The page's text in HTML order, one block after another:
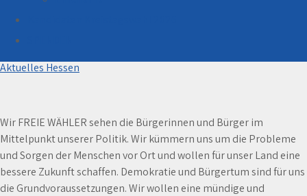
Die Bürger gehören in den Mittelpunkt von Politik!
Aktuelles Hessen
Wir FREIE WÄHLER sehen die Bürgerinnen und Bürger im
Mittelpunkt unserer Politik. Wir kümmern uns um die Probleme
und Sorgen der Menschen vor Ort und wollen für unser Land eine
bessere Zukunft schaffen. Demokratie und Bürgertum sind für uns
die Grundvoraussetzungen. Wir wollen eine mündige und